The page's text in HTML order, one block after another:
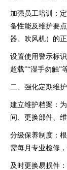
加强员工培训：
备性能及维护要
器、吹风机）的
设置使用警示标
超载”“湿手勿触”
二、强化定期维
建立维护档案：
间、更换部件、
分级保养制度：
需每月专业检修
及时更换易损件